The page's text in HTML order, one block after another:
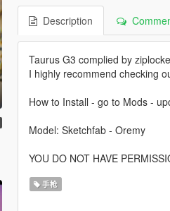
Description
Taurus G3 complied by
I highly recommend checking
How to Install - go to Mods -
Model: Sketchfab - Oremy
YOU DO NOT HAVE
手枪